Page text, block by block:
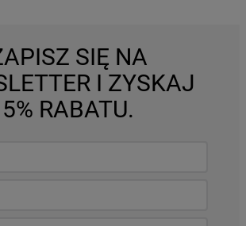
SIĘ NA
I ZYSKAJ
5% RABATU.